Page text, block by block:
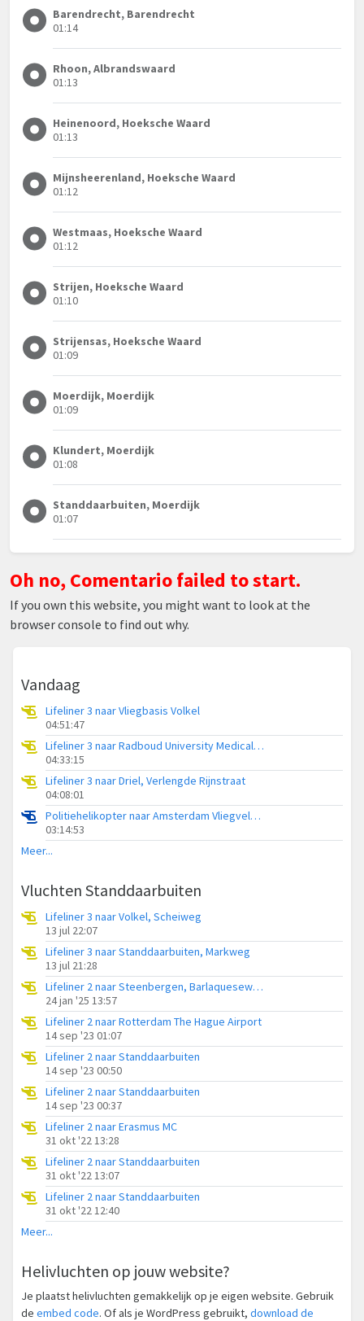
Barendrecht, Barendrecht
01:14
Rhoon, Albrandswaard
01:13
Heinenoord, Hoeksche Waard
01:13
Mijnsheerenland, Hoeksche Waard
01:12
Westmaas, Hoeksche Waard
01:12
Strijen, Hoeksche Waard
01:10
Strijensas, Hoeksche Waard
01:09
Moerdijk, Moerdijk
01:09
Klundert, Moerdijk
01:08
Standdaarbuiten, Moerdijk
01:07
Oh no, Comentario failed to start.
If you own this website, you might want to look at the
browser console to find out why.
Vandaag
Lifeliner 3 naar Vliegbasis Volkel
04:51:47
Lifeliner 3 naar Radboud University Medical Center Heliport
04:33:15
Lifeliner 3 naar Driel, Verlengde Rijnstraat
04:08:01
Politiehelikopter naar Amsterdam Vliegveld Schiphol
03:14:53
Meer...
Vluchten Standdaarbuiten
Lifeliner 3 naar Volkel, Scheiweg
13 jul 22:07
Lifeliner 3 naar Standdaarbuiten, Markweg
13 jul 21:28
Lifeliner 2 naar Steenbergen, Barlaqueseweg
24 jan '25 13:57
Lifeliner 2 naar Rotterdam The Hague Airport
14 sep '23 01:07
Lifeliner 2 naar Standdaarbuiten
14 sep '23 00:50
Lifeliner 2 naar Standdaarbuiten
14 sep '23 00:37
Lifeliner 2 naar Erasmus MC
31 okt '22 13:28
Lifeliner 2 naar Standdaarbuiten
31 okt '22 13:07
Lifeliner 2 naar Standdaarbuiten
31 okt '22 12:40
Meer...
Helivluchten op jouw website?
Je plaatst helivluchten gemakkelijk op je eigen website. Gebruik
de embed code. Of als je WordPress gebruikt, download de